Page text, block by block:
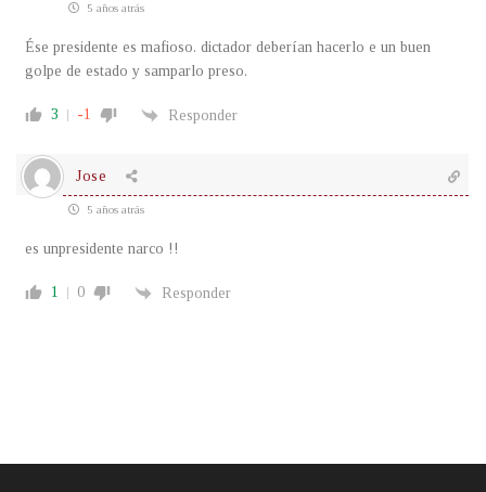
5 años atrás
Ése presidente es mafioso. dictador deberían hacerlo e un buen
golpe de estado y samparlo preso.
3 -1 Responder
Jose
5 años atrás
es unpresidente narco !!
1 0 Responder